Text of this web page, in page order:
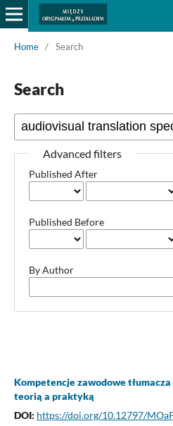
Home / Search
Search
Advanced filters
Published After
Published Before
By Author
Kompetencje zawodowe
teorią a praktyką
DOI: https://doi.org/10.12797/